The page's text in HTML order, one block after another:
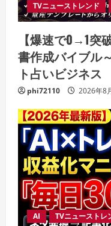
TVニューストレンド
【爆速で0→1突
書作成バイブル
ト占いビジネス
phi72110 2026年8
AI TVニューストレ